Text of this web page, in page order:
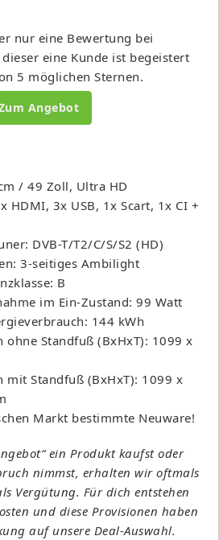
nur eine Bewertung bei
eine Kunde ist begeistert
5 möglichen Sternen.
Angebot
/ 49 Zoll, Ultra HD
HDMI, 3x USB, 1x Scart, 1x CI +
DVB-T/T2/C/S/S2 (HD)
3-seitiges Ambilight
B
im Ein-Zustand: 99 Watt
144 kWh
ohne Standfuß (BxHxT): 1099 x
mit Standfuß (BxHxT): 1099 x
Markt bestimmte Neuware!
ein Produkt kaufst oder
nimmst, erhalten wir oftmals
Vergütung. Für dich entstehen
und diese Provisionen haben
auf unsere Deal-Auswahl.